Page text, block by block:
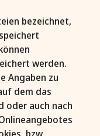
bezeichnet,
werden.
Angaben zu
dem das
oder auch nach